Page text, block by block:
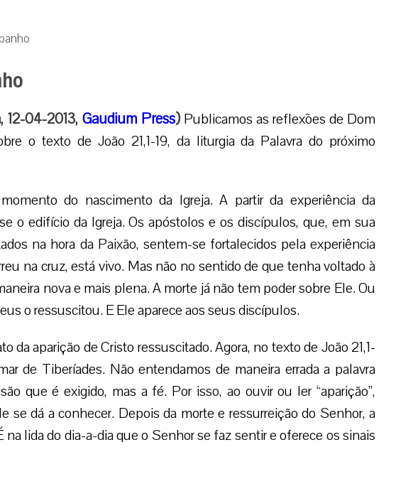
04-2013, Gaudium Press) Publicamos as reflexões de Dom
o texto de João 21,1-19, da liturgia da Palavra do próximo
do nascimento da Igreja. A partir da experiência da
o edifício da Igreja. Os apóstolos e os discípulos, que, em sua
na hora da Paixão, sentem-se fortalecidos pela experiência
na cruz, está vivo. Mas não no sentido de que tenha voltado à
nova e mais plena. A morte já não tem poder sobre Ele. Ou
o ressuscitou. E Ele aparece aos seus discípulos.
da aparição de Cristo ressuscitado. Agora, no texto de João 21,1-
de Tiberíades. Não entendamos de maneira errada a palavra
que é exigido, mas a fé. Por isso, ao ouvir ou ler “aparição”,
se dá a conhecer. Depois da morte e ressurreição do Senhor, a
lida do dia-a-dia que o Senhor se faz sentir e oferece os sinais